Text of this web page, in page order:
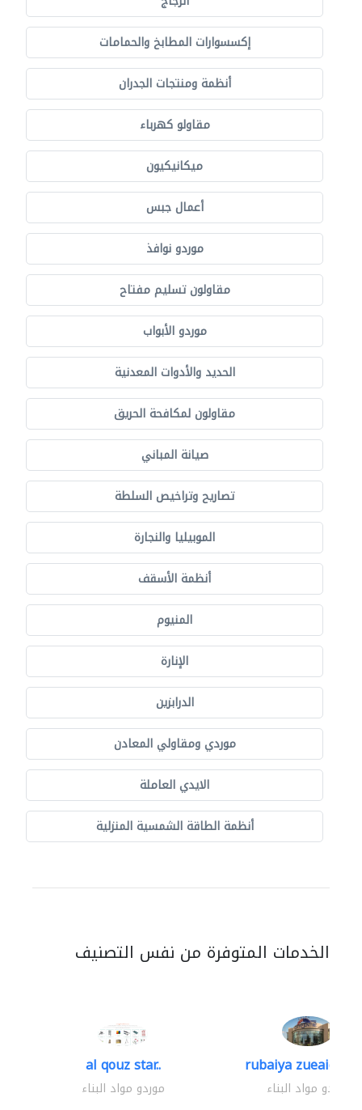
إكسسوارات المطابخ والحمامات
أنظمة ومنتجات الجدران
مقاولو كهرباء
ميكانيكيون
أعمال جبس
موردو نوافذ
مقاولون تسليم مفتاح
موردو الأبواب
الحديد والأدوات المعدنية
مقاولون لمكافحة الحريق
صيانة المباني
تصاريح وتراخيص السلطة
الموبيليا والنجارة
أنظمة الأسقف
المنيوم
الإنارة
الدرابزين
موردي ومقاولي المعادن
الايدي العاملة
أنظمة الطاقة الشمسية المنزلية
الخدمات المتوفرة من نفس التصنيف
al qouz star..
موردو مواد البناء
rubaiya zueaid
موردو مواد البناء